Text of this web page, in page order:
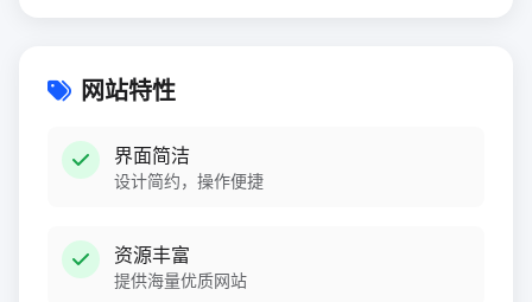
网站特性
界面简洁
设计简约，操作便捷
资源丰富
提供海量优质网站